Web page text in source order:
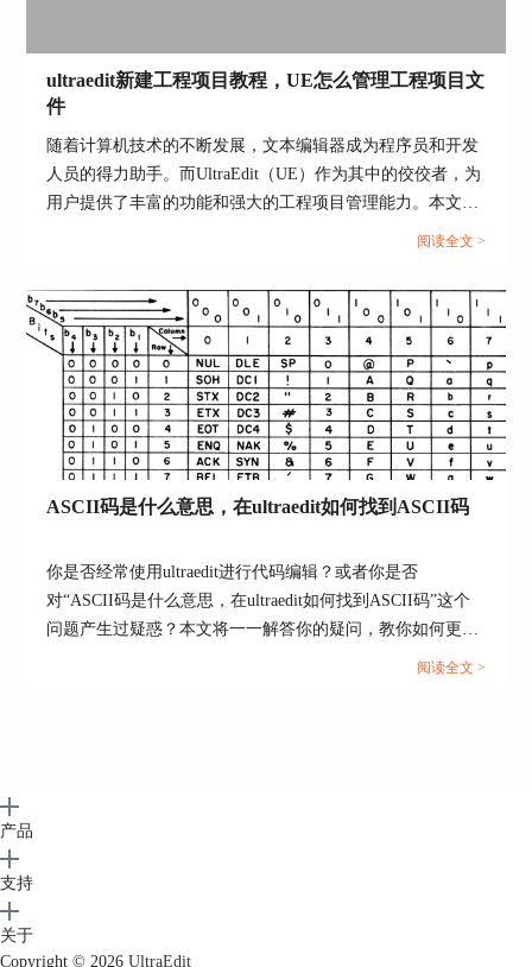
图6：修改按钮背景颜色
在编辑器选项卡中，可修改编辑区的文本颜色，在
语法高亮选项卡中，可修改文本、注释、字符串、
关键字和其他文本或字符的颜色，在输出选项卡中
可修改输出窗口的字体和颜色。
以上介绍了如何设置UltraEdit的界面风格。若想了
解UltraEdit更多功能，可以进入UltraEdit中文官网
作者：TiaNa
ultraedit新建工程项目教程，UE怎么管理工程项目文
件
随着计算机技术的不断发展，文本编辑器成为程序员和开发
人员的得力助手。而UltraEdit（UE）作为其中的佼佼者，为
用户提供了丰富的功能和强大的工程项目管理能力。本文将
深入探讨如何在UltraEdit中新建工程项目，以及UE如何高效
供更多便捷和效率。...
阅读全文 >
ASCII码是什么意思，在ultraedit如何找到ASCII码
你是否经常使用ultraedit进行代码编辑？或者你是否
对“ASCII码是什么意思，在ultraedit如何找到ASCII码”这个
问题产生过疑惑？本文将一一解答你的疑问，教你如何更高
阅读全文 >
产品
支持
关于
Copyright © 2026 UltraEdit